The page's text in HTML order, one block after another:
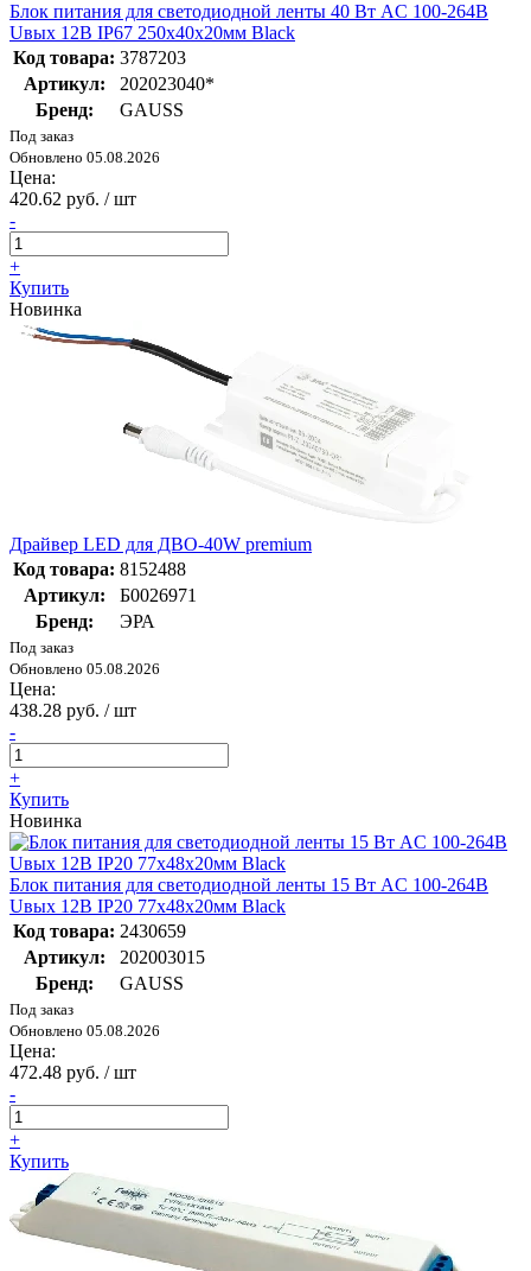
Блок питания для светодиодной ленты 40 Вт AC 100-264В
Uвых 12В IP67 250х40х20мм Black
Код товара: 3787203
Артикул:
202023040*
Бренд:
GAUSS
Под заказ
Обновлено 05.08.2026
Цена:
420.62 руб. / шт
-
+
Купить
Новинка
Драйвер LED для ДВО-40W premium
Код товара: 8152488
Артикул:
Б0026971
Бренд:
ЭРА
Под заказ
Обновлено 05.08.2026
Цена:
438.28 руб. / шт
-
+
Купить
Новинка
Блок питания для светодиодной ленты 15 Вт AC 100-264В
Uвых 12В IP20 77х48х20мм Black
Код товара: 2430659
Артикул:
202003015
Бренд:
GAUSS
Под заказ
Обновлено 05.08.2026
Цена:
472.48 руб. / шт
-
+
Купить